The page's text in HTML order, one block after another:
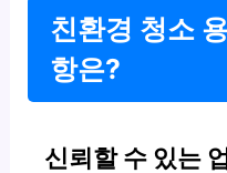
친환경 청소
항은?
신뢰할 수 있는